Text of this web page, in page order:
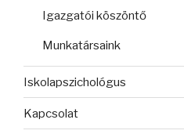
Igazgatói köszöntő
Munkatársaink
Iskolapszichológus
Kapcsolat